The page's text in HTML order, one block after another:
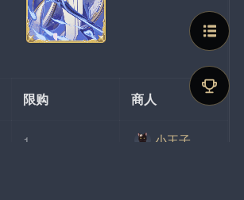
限购 商人
1 小王子